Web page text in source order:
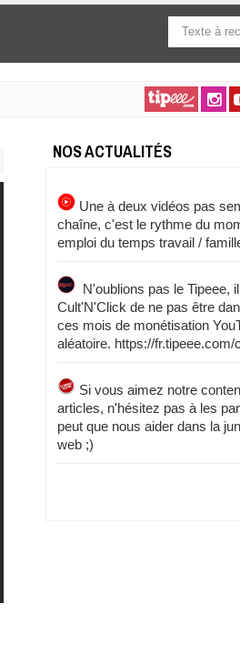
NOS ACTUALITÉS
Une à deux vidéos pas
chaîne, c'est le rythme du
emploi du temps travail /
N'oublions pas le Tipeee,
Cult'N'Click de ne pas être
ces mois de monétisation
aléatoire. https://fr.tipeee.com/
Si vous aimez notre
articles, n'hésitez pas à les
peut que nous aider dans la
web ;)